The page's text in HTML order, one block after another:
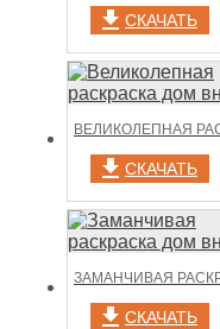
СКАЧАТЬ
СКАЧАТЬ
СКАЧАТЬ